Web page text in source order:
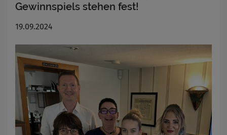
Gewinnspiels stehen fest!
19.09.2024